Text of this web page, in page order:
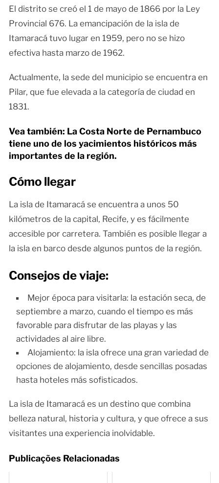
El distrito se creó el 1 de mayo de 1866 por la Ley
Provincial 676. La emancipación de la isla de
Itamaracá tuvo lugar en 1959, pero no se hizo
efectiva hasta marzo de 1962.
Actualmente, la sede del municipio se encuentra en
Pilar, que fue elevada a la categoría de ciudad en
1831.
Vea también: La Costa Norte de Pernambuco
tiene uno de los yacimientos históricos más
importantes de la región.
Cómo llegar
La isla de Itamaracá se encuentra a unos 50
kilómetros de la capital, Recife, y es fácilmente
accesible por carretera. También es posible llegar a
la isla en barco desde algunos puntos de la región.
Consejos de viaje:
Mejor época para visitarla: la estación seca, de
septiembre a marzo, cuando el tiempo es más
favorable para disfrutar de las playas y las
actividades al aire libre.
Alojamiento: la isla ofrece una gran variedad de
opciones de alojamiento, desde sencillas posadas
hasta hoteles más sofisticados.
La isla de Itamaracá es un destino que combina
belleza natural, historia y cultura, y que ofrece a sus
visitantes una experiencia inolvidable.
Publicações Relacionadas